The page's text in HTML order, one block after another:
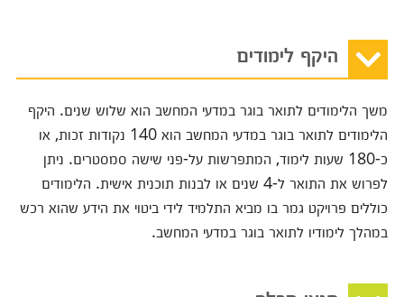
היקף לימודים
משך הלימודים לתואר בוגר במדעי המחשב הוא שלוש שנים. היקף
הלימודים לתואר בוגר במדעי המחשב הוא 140 נקודות זכות, או
כ-180 שעות לימוד, המתפרשות על-פני שישה סמסטרים. ניתן
לפרוש את התואר ל-4 שנים או לבנות תוכנית אישית. הלימודים
כוללים פרויקט גמר בו מביא התלמיד לידי ביטוי את הידע שהוא רכש
במהלך לימודיו לתואר בוגר במדעי המחשב.